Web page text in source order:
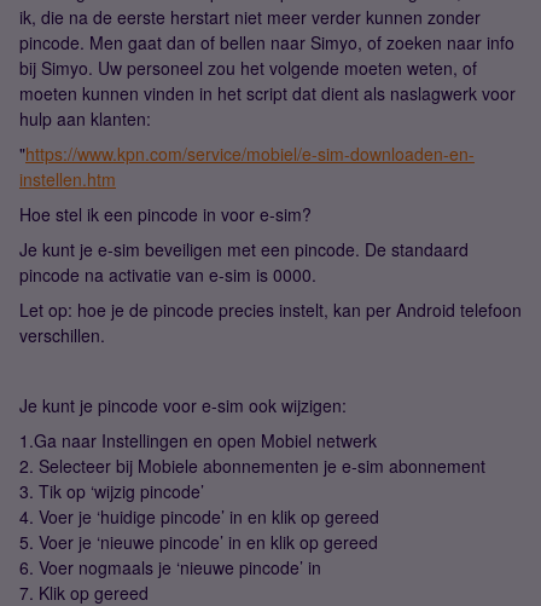
ik, die na de eerste herstart niet meer verder kunnen zonder
pincode. Men gaat dan of bellen naar Simyo, of zoeken naar info
bij Simyo. Uw personeel zou het volgende moeten weten, of
moeten kunnen vinden in het script dat dient als naslagwerk voor
hulp aan klanten:
"https://www.kpn.com/service/mobiel/e-sim-downloaden-en-
instellen.htm
Hoe stel ik een pincode in voor e-sim?
Je kunt je e-sim beveiligen met een pincode. De standaard
pincode na activatie van e-sim is 0000.
Let op: hoe je de pincode precies instelt, kan per Android telefoon
verschillen.
Je kunt je pincode voor e-sim ook wijzigen:
1.Ga naar Instellingen en open Mobiel netwerk
2. Selecteer bij Mobiele abonnementen je e-sim abonnement
3. Tik op ‘wijzig pincode’
4. Voer je ‘huidige pincode’ in en klik op gereed
5. Voer je ‘nieuwe pincode’ in en klik op gereed
6. Voer nogmaals je ‘nieuwe pincode’ in
7. Klik op gereed